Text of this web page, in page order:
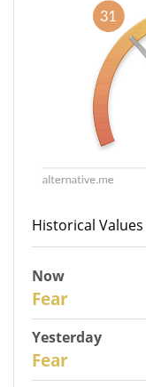
Historical Values
Now
Fear
Yesterday
Fear